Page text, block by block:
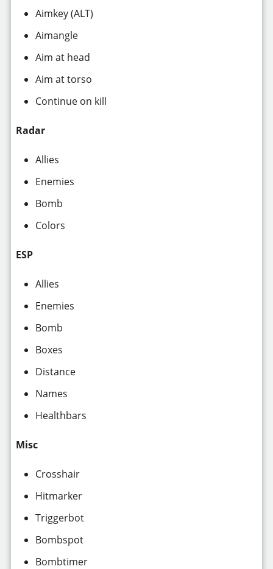
Aimkey (ALT)
Aimangle
Aim at head
Aim at torso
Continue on kill
Radar
Allies
Enemies
Bomb
Colors
ESP
Allies
Enemies
Bomb
Boxes
Distance
Names
Healthbars
Misc
Crosshair
Hitmarker
Triggerbot
Bombspot
Bombtimer